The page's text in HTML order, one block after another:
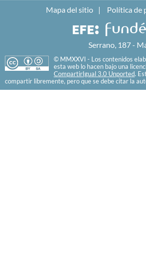
Mapa del sitio Política de
Serrano, 187 -
© MMXXVI - Los contenidos
esta web lo hacen bajo una
CompartirIgual 3.0 Unported.
compartir libremente, pero que se debe citar la